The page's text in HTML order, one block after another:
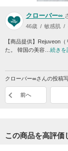
クローバー∞
46歳 敏感肌
【商品提供】Rejuveon
た。 韓国の美容… 続きを
クローバー∞さんの投稿
前へ
この商品を高評価